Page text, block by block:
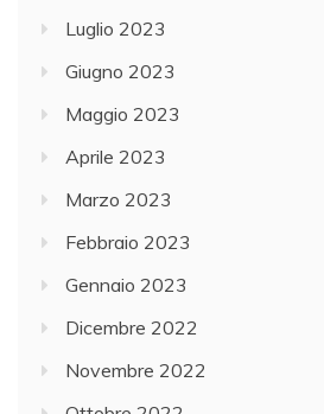
Luglio 2023
Giugno 2023
Maggio 2023
Aprile 2023
Marzo 2023
Febbraio 2023
Gennaio 2023
Dicembre 2022
Novembre 2022